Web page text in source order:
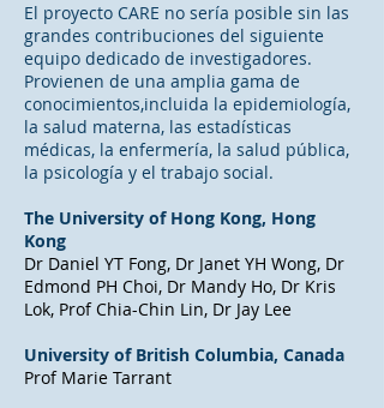
El proyecto CARE no sería posible sin las
grandes contribuciones del siguiente
equipo dedicado de investigadores.
Provienen de una amplia gama de
conocimientos,incluida la epidemiología,
la salud materna, las estadísticas
médicas, la enfermería, la salud pública,
la psicología y el trabajo social.
The University of Hong Kong, Hong
Kong
Dr Daniel YT Fong, Dr Janet YH Wong, Dr
Edmond PH Choi, Dr Mandy Ho, Dr Kris
Lok, Prof Chia-Chin Lin, Dr Jay Lee
University of British Columbia, Canada
Prof Marie Tarrant